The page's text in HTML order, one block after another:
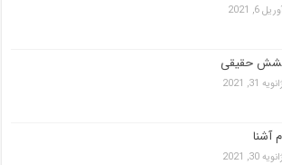
6, 2021
حقیقی
31, 2021
آشنا
30, 2021